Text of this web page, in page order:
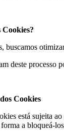
Cookies?
buscamos
deste processo
Cookies
está sujeita
a bloqueá-